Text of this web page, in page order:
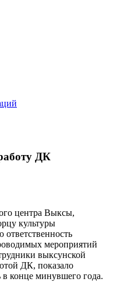
ДК
центра Выксы,
культуры
ответственность
мероприятий
выксунской
ДК, показало
в конце минувшего года.